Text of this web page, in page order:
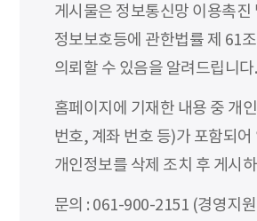
게시물은 정보통신망 이용촉진
정보보호등에 관한법률 제 61
의뢰할 수 있음을 알려드립니다.
홈페이지에 기재한 내용 중 개
번호, 계좌 번호 등)가 포함되어
개인정보를 삭제 조치 후 게시
문의 : 061-900-2151 (경영지